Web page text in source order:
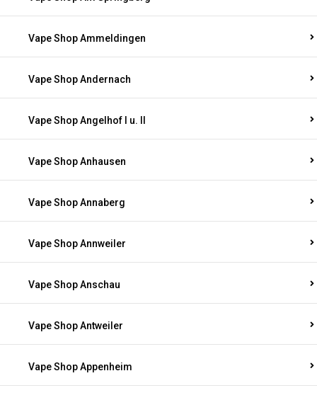
Vape Shop Ammeldingen
Vape Shop Andernach
Vape Shop Angelhof I u. II
Vape Shop Anhausen
Vape Shop Annaberg
Vape Shop Annweiler
Vape Shop Anschau
Vape Shop Antweiler
Vape Shop Appenheim